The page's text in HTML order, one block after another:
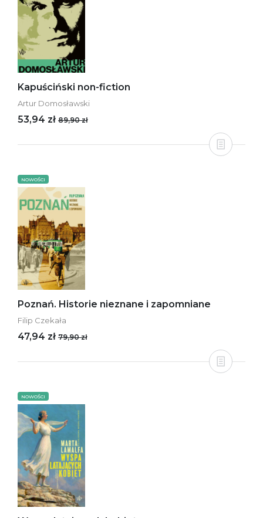
Kapuściński non-fiction
Artur Domosławski
53,94 zł 89,90 zł
NOWOŚCI
Poznań. Historie nieznane i zapomniane
Filip Czekała
47,94 zł 79,90 zł
NOWOŚCI